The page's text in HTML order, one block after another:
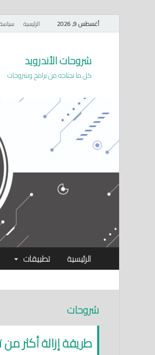
أغسطس 9, 2026 الرئيسية
شروحات الأندرويد
كل ما تحتاجه من برامج وشروحات
الرئيسية تطبيقات
شروحات
طريقة إزالة أكثر